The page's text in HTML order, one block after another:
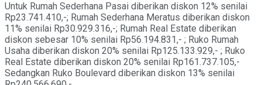
Untuk Rumah Sederhana Pasai diberikan diskon 12% senilai
Rp23.741.410,-; Rumah Sederhana Meratus diberikan diskon
11% senilai Rp30.929.316,-; Rumah Real Estate diberikan
diskon sebesar 10% senilai Rp56.194.831,- ; Ruko Rumah
Usaha diberikan diskon 20% senilai Rp125.133.929,- ; Ruko
Real Estate diberikan diskon 20% senilai Rp161.737.105,-
Sedangkan Ruko Boulevard diberikan diskon 13% senilai